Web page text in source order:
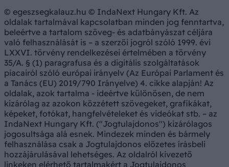
© egeszsegkalauz.hu © IndaNext Hungary Kft. Az
oldalak tartalmával kapcsolatban minden jog fenntartva,
beleértve a tartalom szöveg- és adatbányászat céljára
való felhasználását is – a szerzői jogról szóló 1999. évi
LXXVI. törvény rendelkezései értelmében a törvény
35/A. § (1) paragrafusa és a digitális szolgáltatások
piacairól szóló európai irányelv (Az Európai Parlament és
a Tanács (EU) 2019/790 Irányelve) 4. cikke alapján! Az
oldalak, azok tartalma - ideértve különösen, de nem
kizárólag az azokon közzétett szövegeket, grafikákat,
képeket, fotókat, hangfelvételeket és videókat stb. – az
IndaNext Hungary Kft. ("Jogtulajdonos") kizárólagos
jogosultsága alá esnek. Mindezek minden és bármely
felhasználása csak a Jogtulajdonos előzetes írásbeli
hozzájárulásával lehetséges. Az oldalról kivezető
linkeken elérhető tartalmakért a Jogtulajdonos